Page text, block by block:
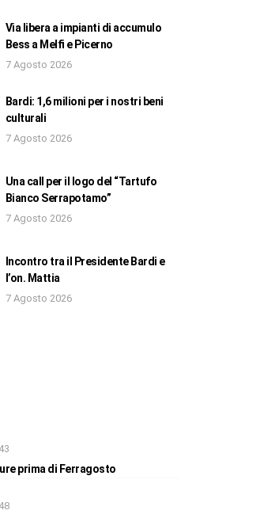
Via libera a impianti di accumulo
Bess a Melfi e Picerno
7 Agosto 2026
Bardi: 1,6 milioni per i nostri beni
culturali
7 Agosto 2026
Una call per il logo del “Tartufo
Bianco Serrapotamo”
7 Agosto 2026
Incontro tra il Presidente Bardi e
l’on. Mattia
7 Agosto 2026
prima di Ferragosto